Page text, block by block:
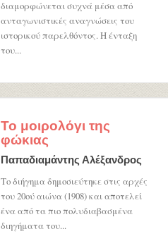
διαμορφώνεται συχνά μέσα από
ανταγωνιστικές αναγνώσεις του
ιστορικού παρελθόντος. Η ένταξη
του...
Το μοιρολόγι της
φώκιας
Παπαδιαμάντης Αλέξανδρος
Το διήγημα δημοσιεύτηκε στις αρχές
του 20ού αιώνα (1908) και αποτελεί
ένα από τα πιο πολυδιαβασμένα
διηγήματα του...